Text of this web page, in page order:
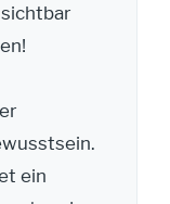
ein